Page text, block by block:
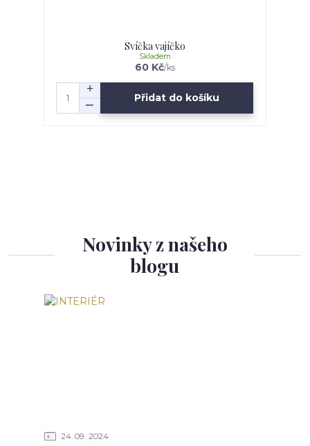
Svíčka vajíčko
60 Kč/ks
Skladem
Přidat do košíku
Novinky z našeho
blogu
24 09 2024